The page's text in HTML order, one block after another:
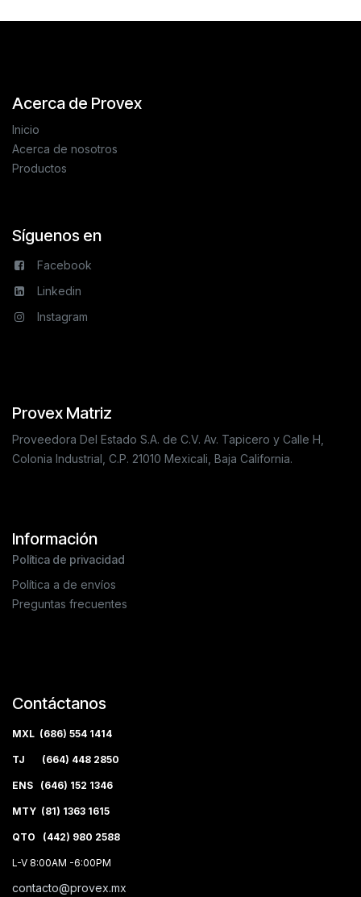
Acerca de Provex
Inicio
Acerca de nosotros
Productos
Síguenos en
Facebook
Linkedin
Instagram
Provex Matriz
Proveedora Del Estado S.A. de C.V. Av. Tapicero y Calle H,
Colonia Industrial, C.P. 21010 Mexicali, Baja California.
Información
Política de privacidad
Política a de envíos
Preguntas frecuentes
Contáctanos
MXL (686) 554 1414
TJ (664) 448 2850
ENS (646) 152 1346
MTY (81) 1363 1615
QTO (442) 980 2588
L-V 8:00AM -6:00PM
contacto@provex.mx